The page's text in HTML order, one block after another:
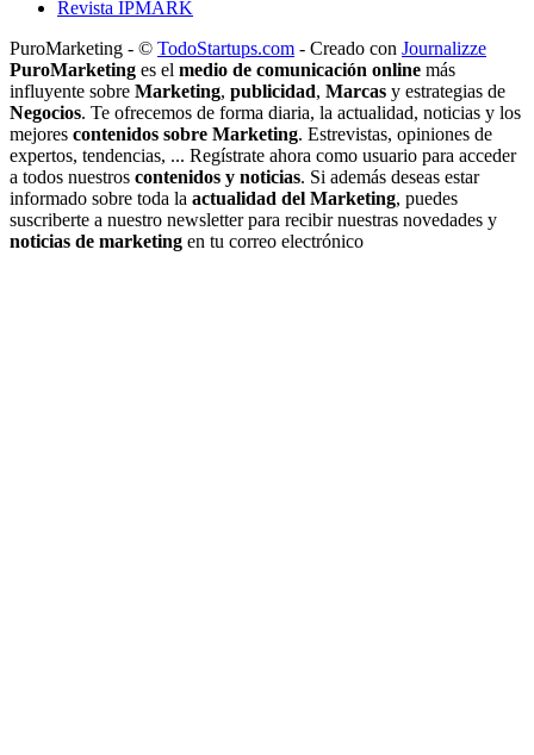
Revista IPMARK
PuroMarketing - © TodoStartups.com - Creado con Journalizze
PuroMarketing es el medio de comunicación online más
influyente sobre Marketing, publicidad, Marcas y estrategias de
Negocios. Te ofrecemos de forma diaria, la actualidad, noticias y los
mejores contenidos sobre Marketing. Estrevistas, opiniones de
expertos, tendencias, ... Regístrate ahora como usuario para acceder
a todos nuestros contenidos y noticias. Si además deseas estar
informado sobre toda la actualidad del Marketing, puedes
suscriberte a nuestro newsletter para recibir nuestras novedades y
noticias de marketing en tu correo electrónico